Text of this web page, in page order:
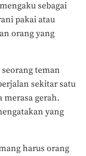
sebagai
pakai atau
orang yang
teman
sekitar satu
gerah.
yang
harus orang